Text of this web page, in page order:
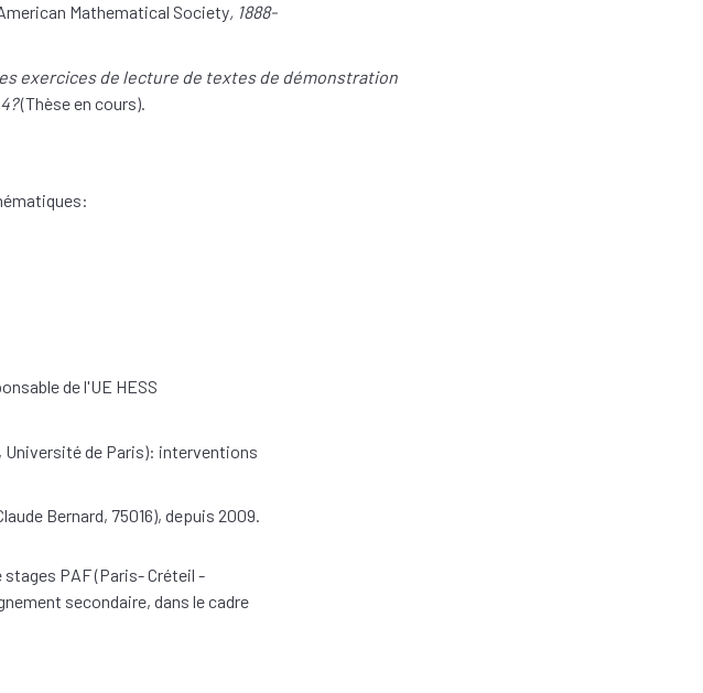
Mathematical Society, 1888-
exercices de lecture de textes de démonstration
(Thèse en cours).
de l'UE HESS
Université de Paris): interventions
Bernard, 75016), depuis 2009.
PAF (Paris- Créteil -
secondaire, dans le cadre